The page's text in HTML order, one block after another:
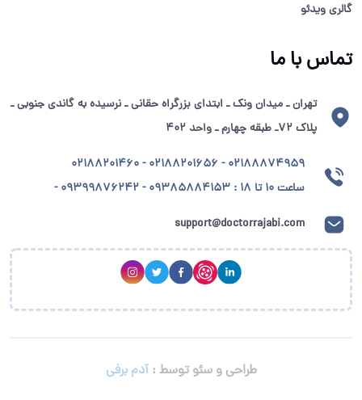
گالری ویدئو
تماس با ما
تهران ـ میدان ونک ـ ابتدای بزرگراه حقانی ـ نرسیده به گاندی جنوبی ـ
پلاک ۷۲ـ طبقه چهارم ـ واحد ۴۰۲
02188874959 - 02188201656 - 02188201460
ساعت ۱۰ تا ۱۸ : 09385884153 - 09399876242 -
support@doctorrajabi.com
طراحی و سئو توسط :آدم برفی